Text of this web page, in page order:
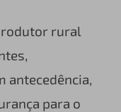
rural
antecedência,
para o